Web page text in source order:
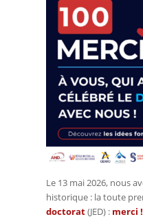
Le 13 mai 2026, nous
historique : la toute
doctorat(JED) : merci !